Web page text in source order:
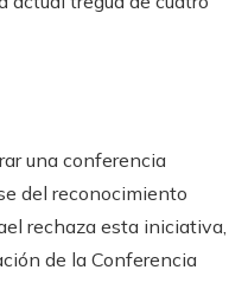
una conferencia
del reconocimiento
rechaza esta iniciativa,
de la Conferencia